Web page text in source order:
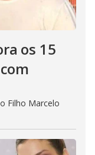
os 15
Filho Marcelo